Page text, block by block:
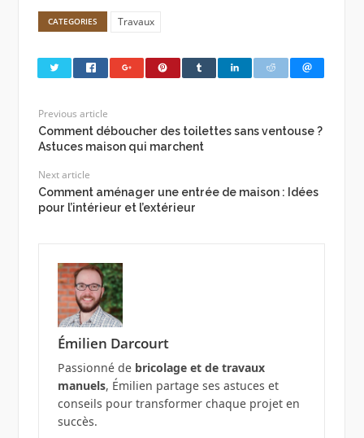
CATEGORIES Travaux
Previous article
Comment déboucher des toilettes sans ventouse ?
Astuces maison qui marchent
Next article
Comment aménager une entrée de maison : Idées
pour l’intérieur et l’extérieur
Émilien Darcourt
Passionné de bricolage et de travaux
manuels, Émilien partage ses astuces et
conseils pour transformer chaque projet en
succès.